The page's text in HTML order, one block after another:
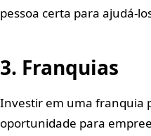
pessoa certa para ajudá-
3. Franquias
Investir em uma franquia
oportunidade para